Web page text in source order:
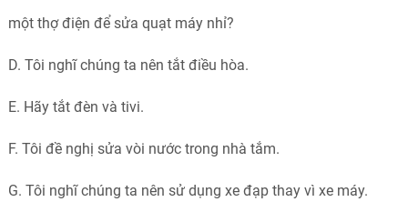
một thợ điện để sửa quạt máy nhỉ?
D. Tôi nghĩ chúng ta nên tắt điều hòa.
E. Hãy tắt đèn và tivi.
F. Tôi đề nghị sửa vòi nước trong nhà tắm.
G. Tôi nghĩ chúng ta nên sử dụng xe đạp thay vì xe máy.